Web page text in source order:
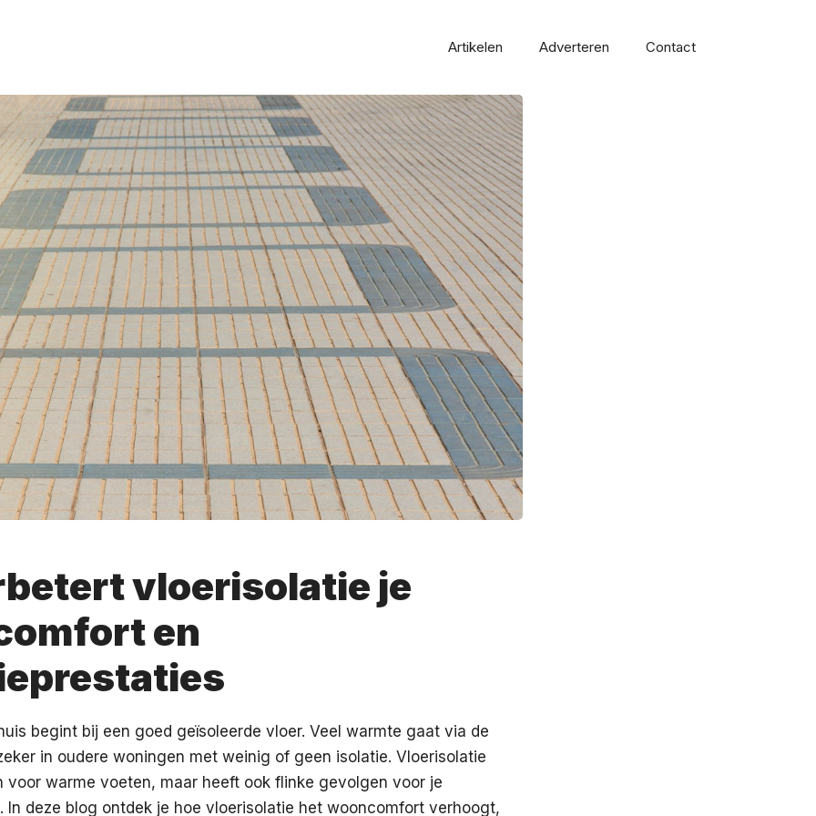
Artikelen Adverteren Contact
vloerisolatie je
en
begint bij een goed geïsoleerde vloer. Veel warmte gaat via de
in oudere woningen met weinig of geen isolatie. Vloerisolatie
voor warme voeten, maar heeft ook flinke gevolgen voor je
In deze blog ontdek je hoe vloerisolatie het wooncomfort verhoogt,